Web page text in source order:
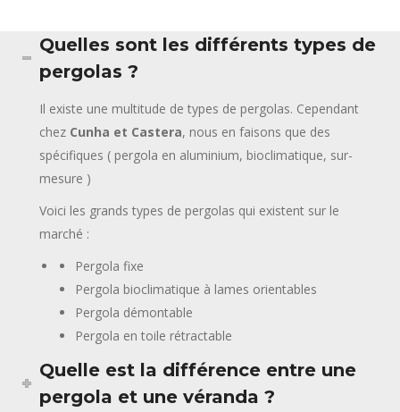
Quelles sont les différents types de
pergolas ?
Il existe une multitude de types de pergolas. Cependant
chez Cunha et Castera, nous en faisons que des
spécifiques ( pergola en aluminium, bioclimatique, sur-
mesure )
Voici les grands types de pergolas qui existent sur le
marché :
Pergola fixe
Pergola bioclimatique à lames orientables
Pergola démontable
Pergola en toile rétractable
Quelle est la différence entre une
pergola et une véranda ?